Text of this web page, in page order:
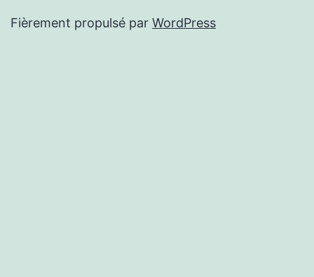
Fièrement propulsé par WordPress